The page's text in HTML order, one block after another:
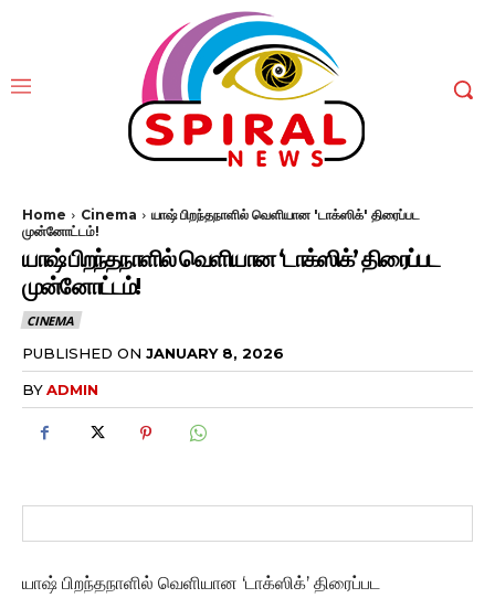
Home Cinema
யாஷ் பிறந்தநாளில் வெளியான 'டாக்ஸிக்' திரைப்பட
முன்னோட்டம்!
யாஷ் பிறந்தநாளில் வெளியான ‘டாக்ஸிக்’ திரைப்பட
முன்னோட்டம்!
CINEMA
PUBLISHED ON JANUARY 8, 2026
BYADMIN
யாஷ் பிறந்தநாளில் வெளியான ‘டாக்ஸிக்’ திரைப்பட